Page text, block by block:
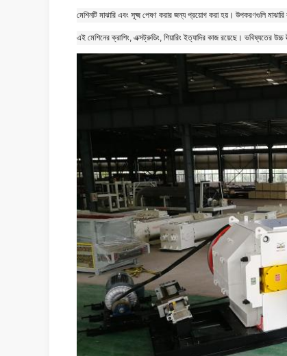
মেশিনটি মাঝারি এবং সূক্ষ্ম পেষণ করার জন্য প্রয়োগ করা হয়। উপকরণগুলি
এই মেশিনের ক্রাশিং, এক্সট্রুডিং, শিয়ারিং ইত্যাদির কাজ রয়েছে। ভবিষ্যতের